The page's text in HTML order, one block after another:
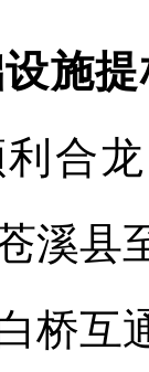
设施
合
溪县
桥互